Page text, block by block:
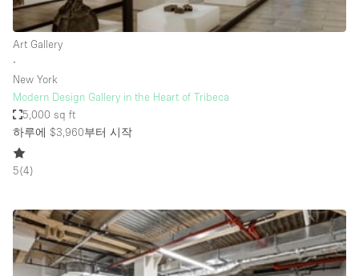
Counters
Elevator
Fitting Rooms
Ground Floor
Handicap Accessible
Art Gallery
∙
New York
Modern Design Gallery in the Heart of Tribeca
5,000 sq ft
하루에 $3,960부터 시작
5(4)